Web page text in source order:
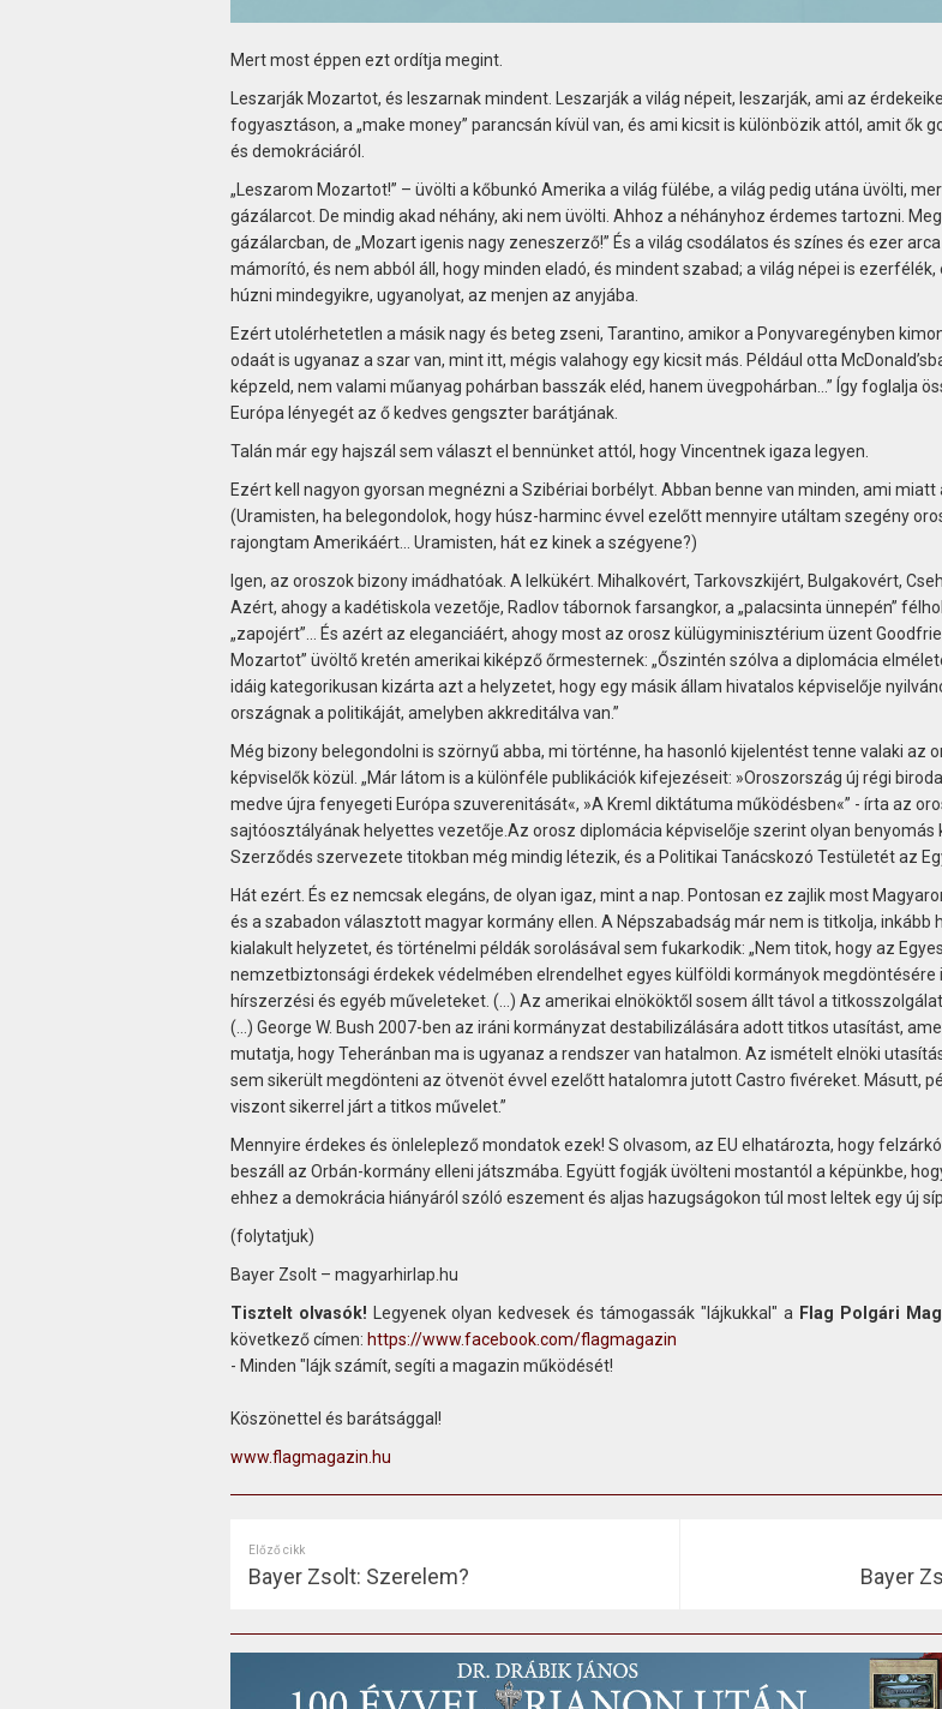
Mert most éppen ezt ordítja megint.
Leszarják Mozartot, és leszarnak mindent. Leszarják a világ népeit, leszarják, ami az
fogyasztáson, a „make money” parancsán kívül van, és ami kicsit is különbözik attól, amit ők
és demokráciáról.
„Leszarom Mozartot!” – üvölti a kőbunkó Amerika a világ fülébe, a világ pedig utána üvölti,
gázálarcot. De mindig akad néhány, aki nem üvölti. Ahhoz a néhányhoz érdemes tartozni.
gázálarcban, de „Mozart igenis nagy zeneszerző!” És a világ csodálatos és színes és ezer
mámorító, és nem abból áll, hogy minden eladó, és mindent szabad; a világ népei is
húzni mindegyikre, ugyanolyat, az menjen az anyjába.
Ezért utolérhetetlen a másik nagy és beteg zseni, Tarantino, amikor a Ponyvaregényben
odaát is ugyanaz a szar van, mint itt, mégis valahogy egy kicsit más. Például otta
képzeld, nem valami műanyag pohárban basszák eléd, hanem üvegpohárban…” Így foglalja
Európa lényegét az ő kedves gengszter barátjának.
Talán már egy hajszál sem választ el bennünket attól, hogy Vincentnek igaza legyen.
Ezért kell nagyon gyorsan megnézni a Szibériai borbélyt. Abban benne van minden, ami
(Uramisten, ha belegondolok, hogy húsz-harminc évvel ezelőtt mennyire utáltam szegény
rajongtam Amerikáért… Uramisten, hát ez kinek a szégyene?)
Igen, az oroszok bizony imádhatóak. A lelkükért. Mihalkovért, Tarkovszkijért, Bulgakovért,
Azért, ahogy a kadétiskola vezetője, Radlov tábornok farsangkor, a „palacsinta ünnepén”
„zapojért”… És azért az eleganciáért, ahogy most az orosz külügyminisztérium üzent
Mozartot” üvöltő kretén amerikai kiképző őrmesternek: „Őszintén szólva a diplomácia
idáig kategorikusan kizárta azt a helyzetet, hogy egy másik állam hivatalos képviselője
országnak a politikáját, amelyben akkreditálva van.”
Még bizony belegondolni is szörnyű abba, mi történne, ha hasonló kijelentést tenne valaki az
képviselők közül. „Már látom is a különféle publikációk kifejezéseit: »Oroszország új régi
medve újra fenyegeti Európa szuverenitását«, »A Kreml diktátuma működésben«” - írta az
sajtóosztályának helyettes vezetője.Az orosz diplomácia képviselője szerint olyan benyomás
Szerződés szervezete titokban még mindig létezik, és a Politikai Tanácskozó Testületét az
Hát ezért. És ez nemcsak elegáns, de olyan igaz, mint a nap. Pontosan ez zajlik most
és a szabadon választott magyar kormány ellen. A Népszabadság már nem is titkolja, inkább
kialakult helyzetet, és történelmi példák sorolásával sem fukarkodik: „Nem titok, hogy az
nemzetbiztonsági érdekek védelmében elrendelhet egyes külföldi kormányok megdöntésére
hírszerzési és egyéb műveleteket. (…) Az amerikai elnököktől sosem állt távol a
(…) George W. Bush 2007-ben az iráni kormányzat destabilizálására adott titkos utasítást,
mutatja, hogy Teheránban ma is ugyanaz a rendszer van hatalmon. Az ismételt elnöki
sem sikerült megdönteni az ötvenöt évvel ezelőtt hatalomra jutott Castro fivéreket. Másutt,
viszont sikerrel járt a titkos művelet.”
Mennyire érdekes és önleleplező mondatok ezek! S olvasom, az EU elhatározta, hogy
beszáll az Orbán-kormány elleni játszmába. Együtt fogják üvölteni mostantól a képünkbe,
ehhez a demokrácia hiányáról szóló eszement és aljas hazugságokon túl most leltek egy új
(folytatjuk)
Bayer Zsolt – magyarhirlap.hu
Tisztelt olvasók! Legyenek olyan kedvesek és támogassák "lájkukkal" a Flag Polgári
következő címen: https://www.facebook.com/flagmagazin
- Minden "lájk számít, segíti a magazin működését!
Köszönettel és barátsággal!
www.flagmagazin.hu
Előző cikk
Bayer Zsolt: Szerelem? Bayer